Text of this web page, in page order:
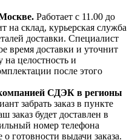
Работает с 11.00 до
на склад, курьерская служба
доставки. Специалист
время доставки и уточнит
на целостность и
после этого
СДЭК в регионы
забрать заказ в пункте
заказ будет доставлен в
номер телефона
готовности выдачи заказа.